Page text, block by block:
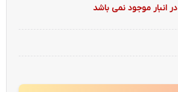
در انبار موجود نمی باشد